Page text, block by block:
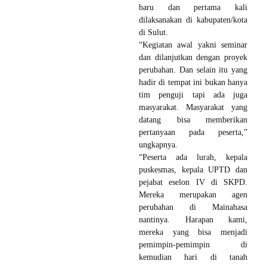
baru dan pertama kali
dilaksanakan di kabupaten/kota
di Sulut.
“Kegiatan awal yakni seminar
dan dilanjutkan dengan proyek
perubahan. Dan selain itu yang
hadir di tempat ini bukan hanya
tim penguji tapi ada juga
masyarakat. Masyarakat yang
datang bisa memberikan
pertanyaan pada peserta,”
ungkapnya.
“Peserta ada lurah, kepala
puskesmas, kepala UPTD dan
pejabat eselon IV di SKPD.
Mereka merupakan agen
perubahan di Mainahasa
nantinya. Harapan kami,
mereka yang bisa menjadi
pemimpin-pemimpin di
kemudian hari di tanah